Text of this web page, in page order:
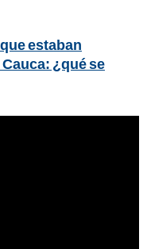
estaban
¿qué se